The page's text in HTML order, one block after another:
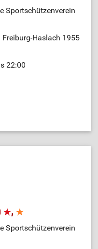
Sportschützenverein
Haslach 1955
22:00
,
Sportschützenverein